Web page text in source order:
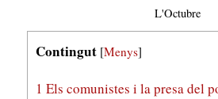
L'Octubre
Contingut [Menys]
1 Els comunistes i la presa del